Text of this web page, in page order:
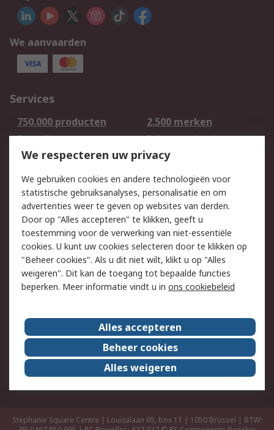
We aanvaarden
Services
750.000 producten
2.500 merken
Bestellen
Inkoopoplossingen
Retouren
Technisch advies
Track & Trace
Wettelijk
Cookiebeleid
Email veiligheid
Privacybeleid -
Bijgewerkt
Websitevoorwaarden
Algemene
verkoopvoorwaarden
Over RS
RS Group
Over ons
RS wereldwijd
Werken bij RS
ESG
Stephanie Square Centre | Louizalaan 65, box 11 | 1050 Brussel | BTW:
We respecteren uw privacy
We gebruiken cookies en andere technologieën voor
statistische gebruiksanalyses, personalisatie en om
advertenties weer te geven op websites van derden.
Door op "Alles accepteren" te klikken, geeft u
toestemming voor de verwerking van niet-essentiële
cookies. U kunt uw cookies selecteren door te klikken op
"Beheer cookies". Als u dit niet wilt, klikt u op "Alles
weigeren". Dit kan de toegang tot bepaalde functies
beperken. Meer informatie vindt u in ons cookiebeleid
Alles accepteren
Beheer cookies
Alles weigeren